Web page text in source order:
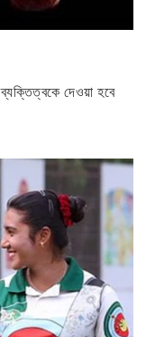
দেওয়া হবে